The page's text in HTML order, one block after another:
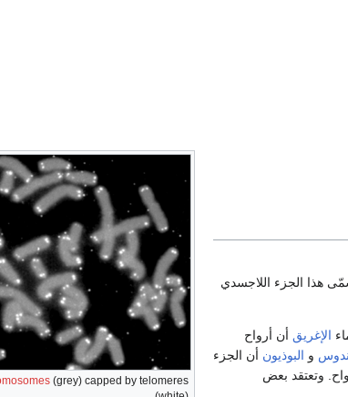
(grey) capped by telomeres
هذا الجزء اللاجسدي
الإغريق أن أرواح
و البوذيون أن الجزء
وتعتقد بعض